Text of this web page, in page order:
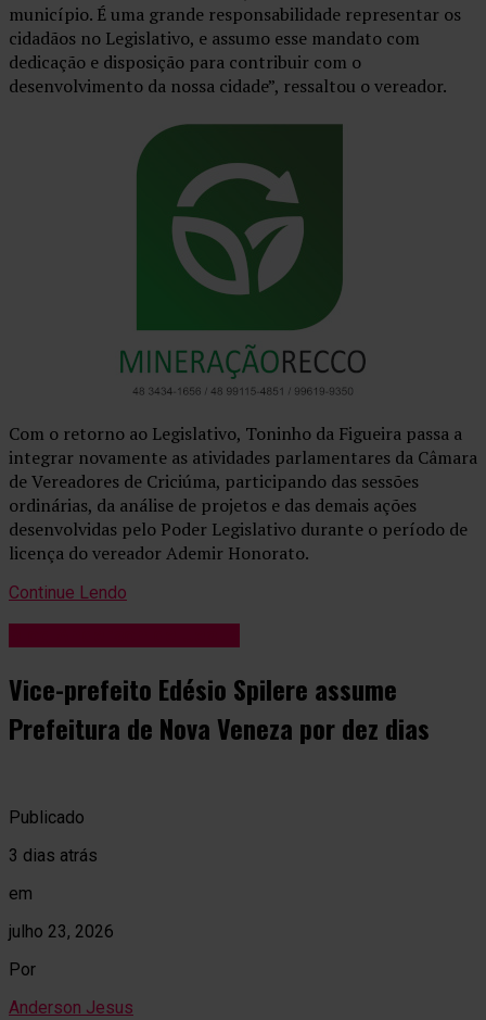
município. É uma grande responsabilidade representar os
cidadãos no Legislativo, e assumo esse mandato com
dedicação e disposição para contribuir com o
desenvolvimento da nossa cidade”, ressaltou o vereador.
Com o retorno ao Legislativo, Toninho da Figueira passa a
integrar novamente as atividades parlamentares da Câmara
de Vereadores de Criciúma, participando das sessões
ordinárias, da análise de projetos e das demais ações
desenvolvidas pelo Poder Legislativo durante o período de
licença do vereador Ademir Honorato.
Continue Lendo
Vice-prefeito Edésio Spilere assume
Prefeitura de Nova Veneza por dez dias
Publicado
3 dias atrás
em
julho 23, 2026
Por
Anderson Jesus